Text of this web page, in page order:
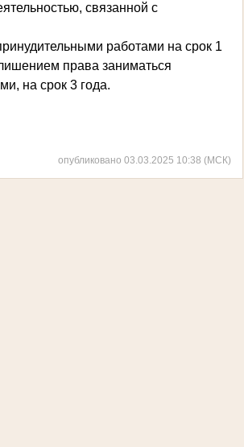
связанной с
работами на срок 1
права заниматься
на срок 3 года.
опубликовано 03.03.2025 10:38 (МСК)